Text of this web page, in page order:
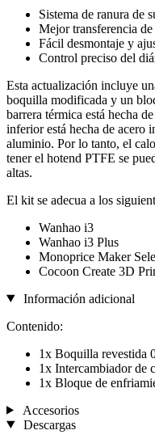
Sistema de ranura de
Mejor transferencia
Fácil desmontaje y
Control preciso del
Esta actualización incluye
boquilla modificada y un
barrera térmica está hecha
inferior está hecha de acero
aluminio. Por lo tanto, el
tener el hotend PTFE se
altas.
El kit se adecua a los
Wanhao i3
Wanhao i3 Plus
Monoprice Maker
Cocoon Create 3D
Información adicional
Contenido:
1x Boquilla revestida
1x Intercambiador de
1x Bloque de
Accesorios
Descargas